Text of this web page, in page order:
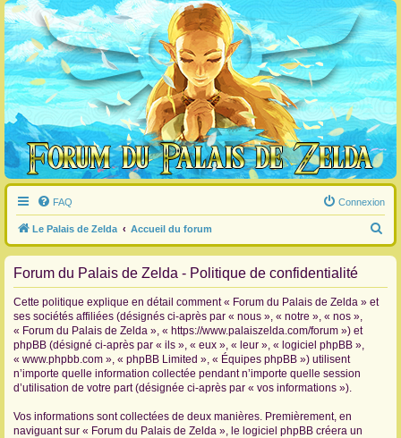
FAQ Connexion
Le Palais de Zelda Accueil du forum
e
Forum du Palais de Zelda - Politique de confidentialité
Cette politique explique en détail comment « Forum du Palais de Zelda » et
ses sociétés affiliées (désignés ci-après par « nous », « notre », « nos »,
« Forum du Palais de Zelda », « https://www.palaiszelda.com/forum ») et
phpBB (désigné ci-après par « ils », « eux », « leur », « logiciel phpBB »,
« www.phpbb.com », « phpBB Limited », « Équipes phpBB ») utilisent
n’importe quelle information collectée pendant n’importe quelle session
d’utilisation de votre part (désignée ci-après par « vos informations »).
Vos informations sont collectées de deux manières. Premièrement, en
naviguant sur « Forum du Palais de Zelda », le logiciel phpBB créera un